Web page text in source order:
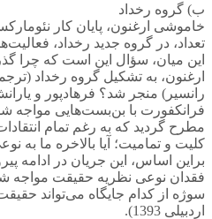
ب) گروه رخداد
خاموشی ارغنون، پایان کار
تعداد، در گروه جدید رخداد،
این میان، سؤال این است که چرا
ارغنون، به تشکیل گروه رخداد
رانسیر) منجر شد؟ فرهادپور و
فرانکفورت با بن‌بست‌هایی مواجه
مطرح گردید که به رغم تمام
کلیت و تمامیت؛ آیا بالاخره ما به
براین اساس، این جریان در ادامه
فقدان نوعی نظریه حقیقت مواجه
سوژه از کدام جایگاه می‌تواند
اردبیلی 1393).